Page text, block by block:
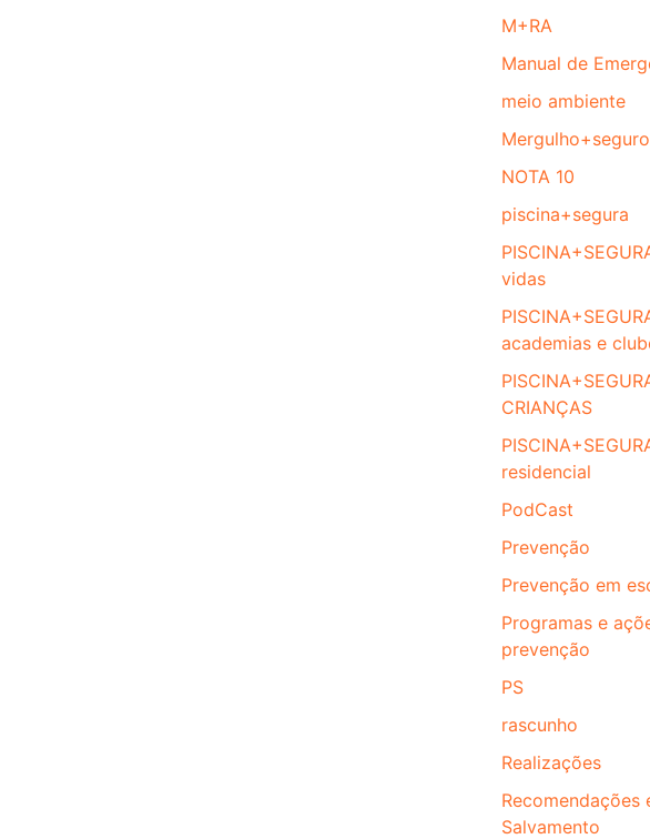
M+RA
Manual de
meio ambiente
Mergulho+seguro
NOTA 10
piscina+segura
vidas
academias e
CRIANÇAS
residencial
PodCast
Prevenção
Prevenção em
Programas e
prevenção
PS
rascunho
Realizações
Recomendações
Salvamento